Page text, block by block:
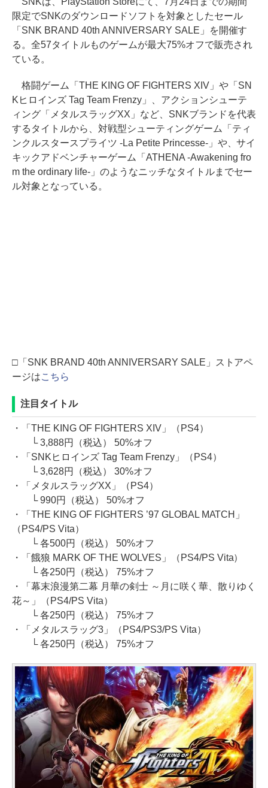
限定でSNKのダウンロードソフトを対象としたセール
「SNK BRAND 40th ANNIVERSARY SALE」を開催す
る。全57タイトルものゲームが最大75%オフで販売され
ている。
格闘ゲーム「THE KING OF FIGHTERS XIV」や「SN
Kヒロインズ Tag Team Frenzy」、アクションシューテ
ィング「メタルスラッグXX」など、SNKブランドを代表
するタイトルから、対戦型シューティングゲーム「ティ
ンクルスタースプライツ -La Petite Princesse-」や、サイ
キックアドベンチャーゲーム「ATHENA -Awakening fro
m the ordinary life-」のようなニッチなタイトルまでセー
ル対象となっている。
□「SNK BRAND 40th ANNIVERSARY SALE」ストアペ
ージはこちら
注目タイトル
・「THE KING OF FIGHTERS XIV」（PS4）
└ 3,888円（税込） 50%オフ
・「SNKヒロインズ Tag Team Frenzy」（PS4）
└ 3,628円（税込） 30%オフ
・「メタルスラッグXX」（PS4）
└ 990円（税込） 50%オフ
・「THE KING OF FIGHTERS ’97 GLOBAL MATCH」
（PS4/PS Vita）
└ 各500円（税込） 50%オフ
・「餓狼 MARK OF THE WOLVES」（PS4/PS Vita）
└ 各250円（税込） 75%オフ
・「幕末浪漫第二幕 月華の剣士 ～月に咲く華、散りゆく
花～」（PS4/PS Vita）
└ 各250円（税込） 75%オフ
・「メタルスラッグ3」（PS4/PS3/PS Vita）
└ 各250円（税込） 75%オフ